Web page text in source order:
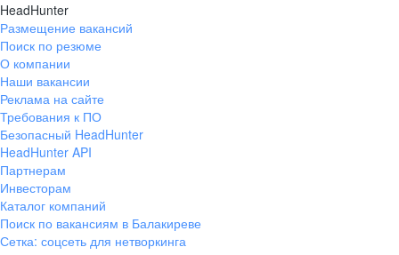
HeadHunter
Размещение вакансий
Поиск по резюме
О компании
Наши вакансии
Реклама на сайте
Требования к ПО
Безопасный HeadHunter
HeadHunter API
Партнерам
Инвесторам
Каталог компаний
Поиск по вакансиям в Балакиреве
Сетка: соцсеть для нетворкинга